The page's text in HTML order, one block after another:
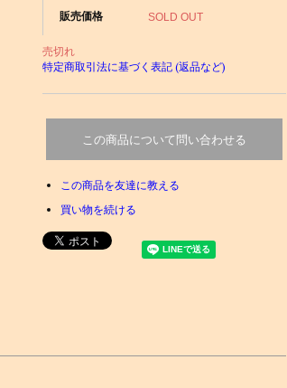
販売価格 SOLD OUT
売切れ
特定商取引法に基づく表記 (返品など)
この商品について問い合わせる
この商品を友達に教える
買い物を続ける